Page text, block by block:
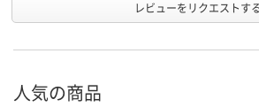
レビューをリクエストす
人気の商品